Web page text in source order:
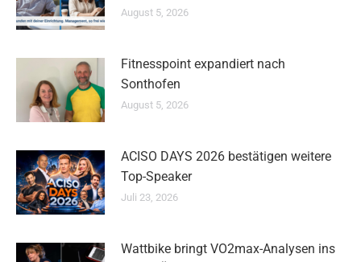
August 5, 2026
Fitnesspoint expandiert nach
Sonthofen
August 5, 2026
ACISO DAYS 2026 bestätigen weitere
Top-Speaker
Juli 23, 2026
Wattbike bringt VO2max-Analysen ins